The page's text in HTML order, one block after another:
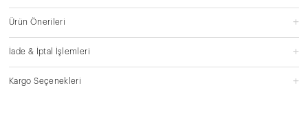
Ürün Önerileri
İade & İptal İşlemleri
Kargo Seçenekleri